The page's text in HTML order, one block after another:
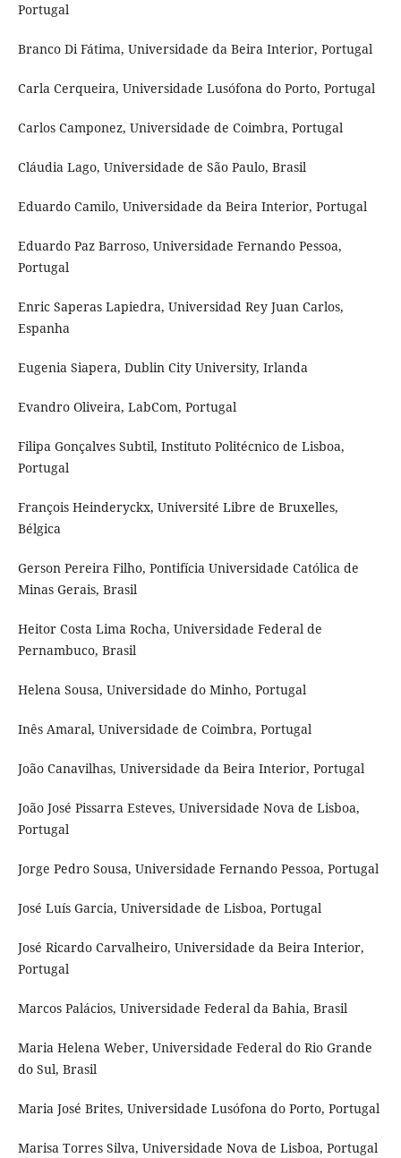
Portugal
Branco Di Fátima, Universidade da Beira Interior, Portugal
Carla Cerqueira, Universidade Lusófona do Porto, Portugal
Carlos Camponez, Universidade de Coimbra, Portugal
Cláudia Lago, Universidade de São Paulo, Brasil
Eduardo Camilo, Universidade da Beira Interior, Portugal
Eduardo Paz Barroso, Universidade Fernando Pessoa,
Portugal
Enric Saperas Lapiedra, Universidad Rey Juan Carlos,
Espanha
Eugenia Siapera, Dublin City University, Irlanda
Evandro Oliveira, LabCom, Portugal
Filipa Gonçalves Subtil, Instituto Politécnico de Lisboa,
Portugal
François Heinderyckx, Université Libre de Bruxelles,
Bélgica
Gerson Pereira Filho, Pontifícia Universidade Católica de
Minas Gerais, Brasil
Heitor Costa Lima Rocha, Universidade Federal de
Pernambuco, Brasil
Helena Sousa, Universidade do Minho, Portugal
Inês Amaral, Universidade de Coimbra, Portugal
João Canavilhas, Universidade da Beira Interior, Portugal
João José Pissarra Esteves, Universidade Nova de Lisboa,
Portugal
Jorge Pedro Sousa, Universidade Fernando Pessoa, Portugal
José Luís Garcia, Universidade de Lisboa, Portugal
José Ricardo Carvalheiro, Universidade da Beira Interior,
Portugal
Marcos Palácios, Universidade Federal da Bahia, Brasil
Maria Helena Weber, Universidade Federal do Rio Grande
do Sul, Brasil
Maria José Brites, Universidade Lusófona do Porto, Portugal
Marisa Torres Silva, Universidade Nova de Lisboa, Portugal